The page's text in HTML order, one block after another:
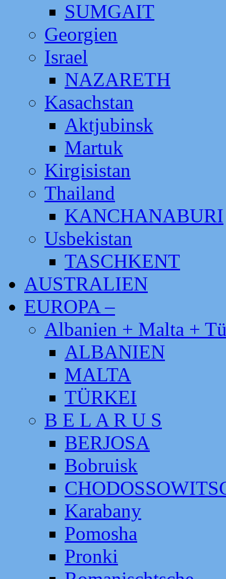
SUMGAIT
Georgien
Israel
NAZARETH
Kasachstan
Aktjubinsk
Martuk
Kirgisistan
Thailand
KANCHANABURI
Usbekistan
TASCHKENT
AUSTRALIEN
EUROPA –
Albanien + Malta +
ALBANIEN
MALTA
TÜRKEI
B E L A R U S
BERJOSA
Bobruisk
Karabany
Pomosha
Pronki